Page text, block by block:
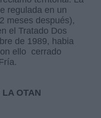
regulada en un
meses después),
el Tratado Dos
de 1989, habia
ello cerrado
LA OTAN